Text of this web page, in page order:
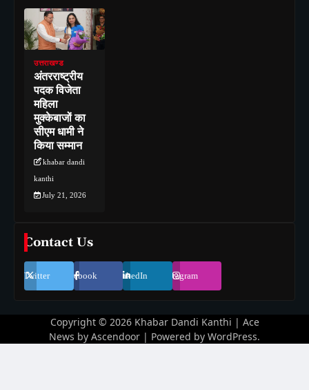
उत्तराखण्ड
अंतरराष्ट्रीय
पदक विजेता
महिला
मुक्केबाजों का
सीएम धामी ने
किया सम्मान
khabar dandi
kanthi
July 21, 2026
Contact Us
Twitter Facebook LinkedIn Instagram
Copyright © 2026 Khabar Dandi Kanthi | Ace
News by Ascendoor | Powered by WordPress.